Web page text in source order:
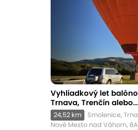
Vyhliadkový let
Trnava, Trenčín alebo...
24,52 km
Smolenice,
Nové Mesto nad Váhom,